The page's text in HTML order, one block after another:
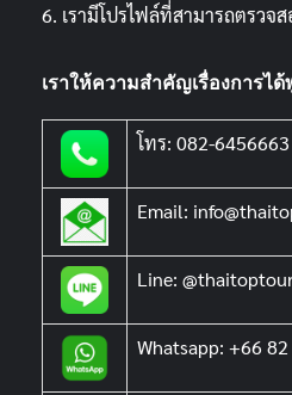
6. เรามีโปรไฟล์ที่สามารถตรวจส
เราให้ความสำคัญเรื่องการไ
โทร: 082-
Email:
Line:
Whatsapp: +66